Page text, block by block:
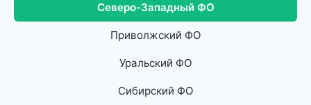
Северо-Западный ФО
Приволжский ФО
Уральский ФО
Сибирский ФО